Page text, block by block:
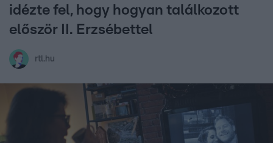
idézte fel, hogy hogyan találkozott
először II. Erzsébettel
rtl.hu